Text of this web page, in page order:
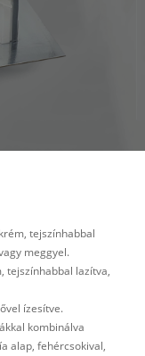
tejszínhabbal
meggyel.
tejszínhabbal lazítva,
ízesítve.
kombinálva
alap, fehércsokival,